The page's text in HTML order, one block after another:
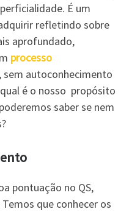
É um
refletindo sobre
aprofundado,
processo
sem autoconhecimento
é o nosso propósito
saber se nem
pontuação no QS,
que conhecer os